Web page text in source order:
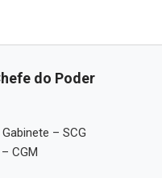
do Poder
– SCG
CGM